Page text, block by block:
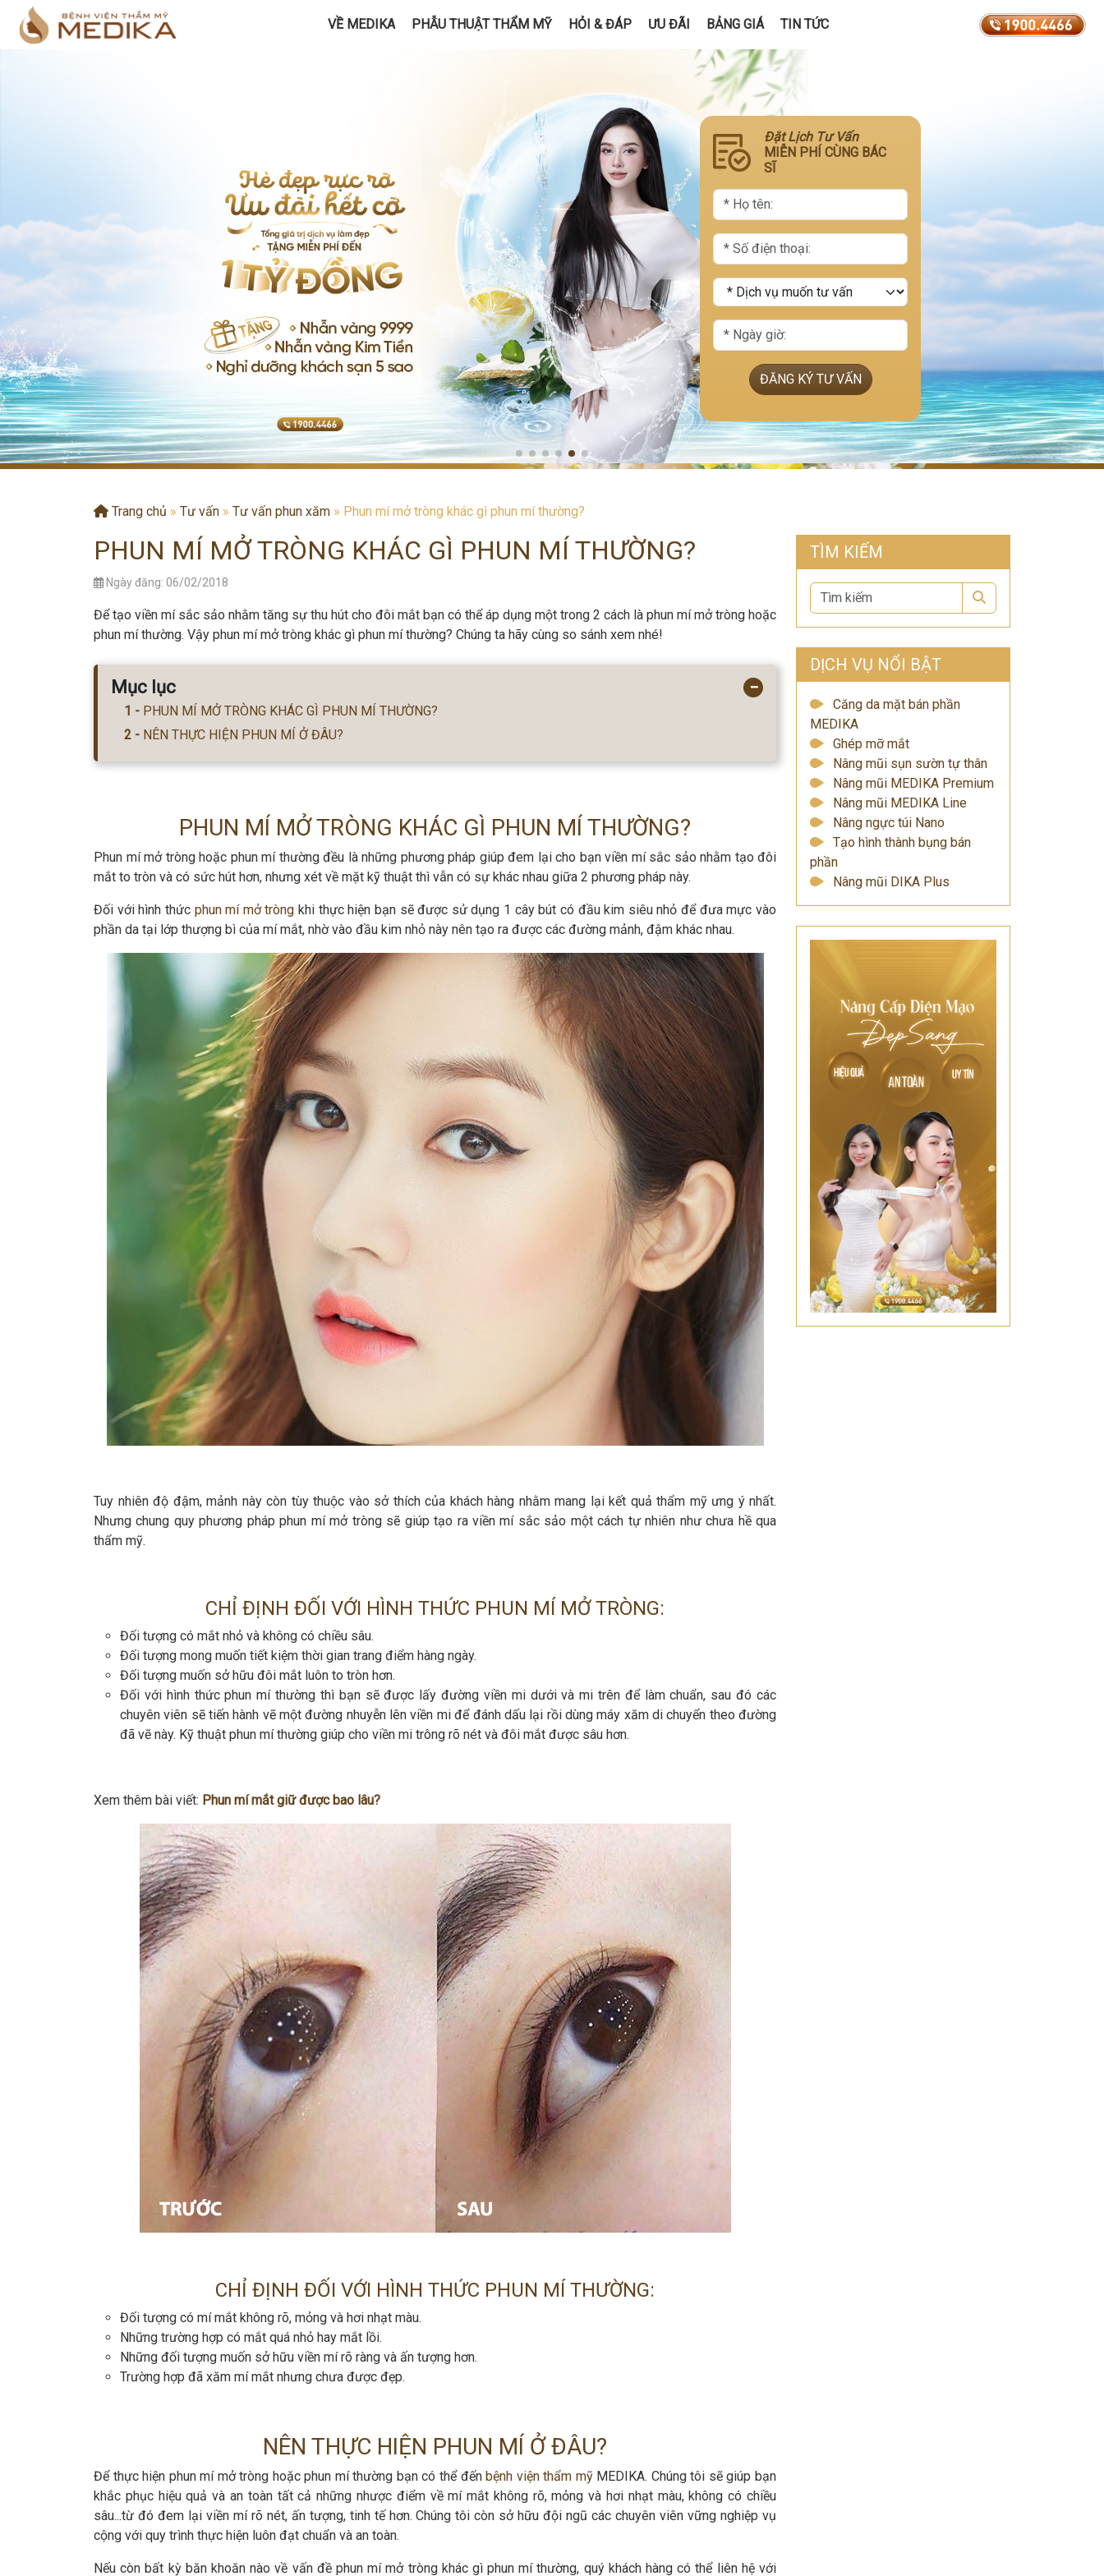
VỀ MEDIKA PHẪU THUẬT THẨM MỸ HỎI & ĐÁP ƯU ĐÃI BẢNG GIÁ TIN TỨC
Đặt Lịch Tư Vấn
MIỄN PHÍ CÙNG BÁC
SĨ
ĐĂNG KÝ TƯ VẤN
Trang chủ » Tư vấn » Tư vấn phun xăm » Phun mí mở tròng khác gì phun mí thường?
PHUN MÍ MỞ TRÒNG KHÁC GÌ PHUN MÍ THƯỜNG?
Ngày đăng: 06/02/2018
Để tạo viền mí sắc sảo nhằm tăng sự thu hút cho đôi mắt bạn có thể áp dụng một trong 2 cách là phun mí mở tròng hoặc
phun mí thường. Vậy phun mí mở tròng khác gì phun mí thường? Chúng ta hãy cùng so sánh xem nhé!
Mục lục −
PHUN MÍ MỞ TRÒNG KHÁC GÌ PHUN MÍ THƯỜNG?
NÊN THỰC HIỆN PHUN MÍ Ở ĐÂU?
PHUN MÍ MỞ TRÒNG KHÁC GÌ PHUN MÍ THƯỜNG?
Phun mí mở tròng hoặc phun mí thường đều là những phương pháp giúp đem lại cho bạn viền mí sắc sảo nhằm tạo đôi
mắt to tròn và có sức hút hơn, nhưng xét về mặt kỹ thuật thì vẫn có sự khác nhau giữa 2 phương pháp này.
Đối với hình thức phun mí mở tròng khi thực hiện bạn sẽ được sử dụng 1 cây bút có đầu kim siêu nhỏ để đưa mực vào
phần da tại lớp thượng bì của mí mắt, nhờ vào đầu kim nhỏ này nên tạo ra được các đường mảnh, đậm khác nhau.
Tuy nhiên độ đậm, mảnh này còn tùy thuộc vào sở thích của khách hàng nhằm mang lại kết quả thẩm mỹ ưng ý nhất.
Nhưng chung quy phương pháp phun mí mở tròng sẽ giúp tạo ra viền mí sắc sảo một cách tự nhiên như chưa hề qua
thẩm mỹ.
CHỈ ĐỊNH ĐỐI VỚI HÌNH THỨC PHUN MÍ MỞ TRÒNG:
Đối tượng có mắt nhỏ và không có chiều sâu.
Đối tượng mong muốn tiết kiệm thời gian trang điểm hàng ngày.
Đối tượng muốn sở hữu đôi mắt luôn to tròn hơn.
Đối với hình thức phun mí thường thì bạn sẽ được lấy đường viền mi dưới và mi trên để làm chuẩn, sau đó các
chuyên viên sẽ tiến hành vẽ một đường nhuyễn lên viền mi để đánh dấu lại rồi dùng máy xăm di chuyển theo đường
đã vẽ này. Kỹ thuật phun mí thường giúp cho viền mi trông rõ nét và đôi mắt được sâu hơn.
Xem thêm bài viết: Phun mí mắt giữ được bao lâu?
CHỈ ĐỊNH ĐỐI VỚI HÌNH THỨC PHUN MÍ THƯỜNG:
Đối tượng có mí mắt không rõ, mỏng và hơi nhạt màu.
Những trường hợp có mắt quá nhỏ hay mắt lồi.
Những đối tượng muốn sở hữu viền mí rõ ràng và ấn tượng hơn.
Trường hợp đã xăm mí mắt nhưng chưa được đẹp.
NÊN THỰC HIỆN PHUN MÍ Ở ĐÂU?
Để thực hiện phun mí mở tròng hoặc phun mí thường bạn có thể đến bệnh viện thẩm mỹMEDIKA. Chúng tôi sẽ giúp bạn
khắc phục hiệu quả và an toàn tất cả những nhược điểm về mí mắt không rõ, mỏng và hơi nhạt màu, không có chiều
sâu...từ đó đem lại viền mí rõ nét, ấn tượng, tinh tế hơn. Chúng tôi còn sở hữu đội ngũ các chuyên viên vững nghiệp vụ
cộng với quy trình thực hiện luôn đạt chuẩn và an toàn.
Nếu còn bất kỳ băn khoăn nào về vấn đề phun mí mở tròng khác gì phun mí thường, quý khách hàng có thể liên hệ với
TÌM KIẾM
DỊCH VỤ NỔI BẬT
Căng da mặt bán phần
MEDIKA
Ghép mỡ mắt
Nâng mũi sụn sườn tự thân
Nâng mũi MEDIKA Premium
Nâng mũi MEDIKA Line
Nâng ngực túi Nano
Tạo hình thành bụng bán
phần
Nâng mũi DIKA Plus